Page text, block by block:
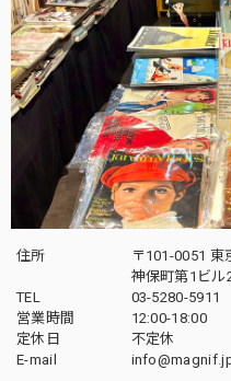
住所
〒101-0051
神保町第1ビル
TEL
03-5280-5911
営業時間
12:00-18:00
定休日
不定休
E-mail